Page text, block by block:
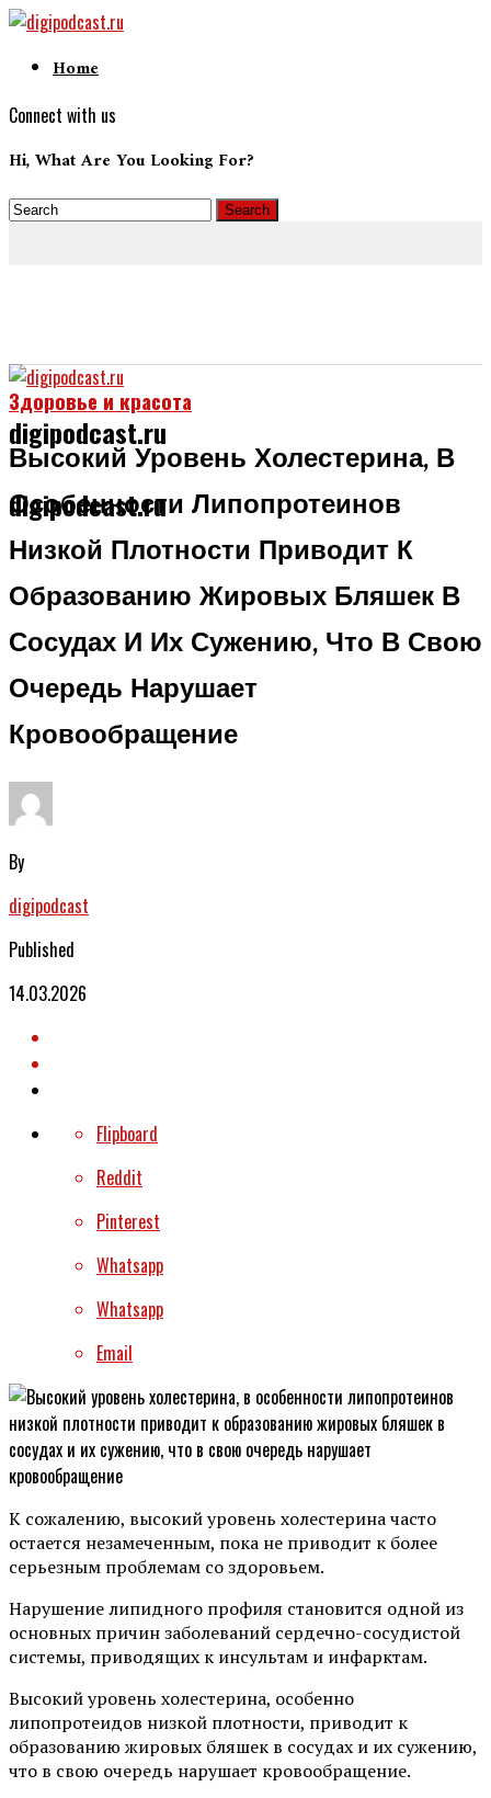
Home
Connect with us
Hi, What Are You Looking For?
digipodcast.ru
digipodcast.ru
Здоровье и красота
Высокий Уровень Холестерина, В
Особенности Липопротеинов
Низкой Плотности Приводит К
Образованию Жировых Бляшек В
Сосудах И Их Сужению, Что В Свою
Очередь Нарушает
Кровообращение
By
digipodcast
Published
14.03.2026
Flipboard
Reddit
Pinterest
Whatsapp
Whatsapp
Email
К сожалению, высокий уровень холестерина часто
остается незамеченным, пока не приводит к более
серьезным проблемам со здоровьем.
Нарушение липидного профиля становится одной из
основных причин заболеваний сердечно-сосудистой
системы, приводящих к инсультам и инфарктам.
Высокий уровень холестерина, особенно
липопротеидов низкой плотности, приводит к
образованию жировых бляшек в сосудах и их сужению,
что в свою очередь нарушает кровообращение.